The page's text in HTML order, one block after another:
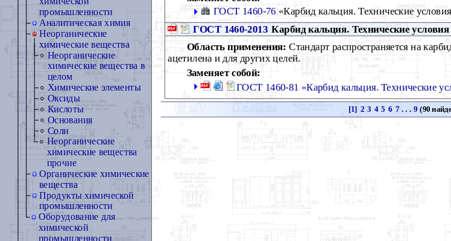
промышленности
Аналитическая химия
Неорганические
химические вещества
Неорганические
химические вещества в
целом
Химические элементы
Оксиды
Кислоты
Основания
Соли
Неорганические
химические вещества
прочие
Органические химические
вещества
Продукты химической
промышленности
Оборудование для
химической
промышленности
ГОСТ 1460-76 «Карбид кальция. Технические
ГОСТ 1460-2013 Карбид кальция. Технические условия
Область применения: Стандарт распространяется на
ацетилена и для других целей.
Заменяет собой:
ГОСТ 1460-81 «Карбид кальция. Технические
[1] 2 3 4 5 6 7 . . . 9 (90